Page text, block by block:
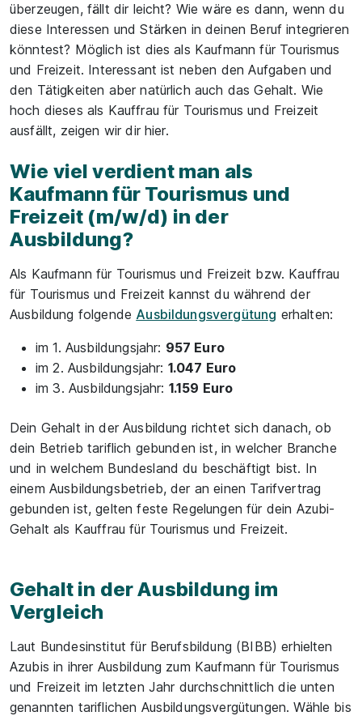
überzeugen, fällt dir leicht? Wie wäre es dann, wenn du
diese Interessen und Stärken in deinen Beruf integrieren
könntest? Möglich ist dies als Kaufmann für Tourismus
und Freizeit. Interessant ist neben den Aufgaben und
den Tätigkeiten aber natürlich auch das Gehalt. Wie
hoch dieses als Kauffrau für Tourismus und Freizeit
ausfällt, zeigen wir dir hier.
Wie viel verdient man als
Kaufmann für Tourismus und
Freizeit (m/w/d) in der
Ausbildung?
Als Kaufmann für Tourismus und Freizeit bzw. Kauffrau
für Tourismus und Freizeit kannst du während der
Ausbildung folgende Ausbildungsvergütung erhalten:
im 1. Ausbildungsjahr: 957 Euro
im 2. Ausbildungsjahr: 1.047 Euro
im 3. Ausbildungsjahr: 1.159 Euro
Dein Gehalt in der Ausbildung richtet sich danach, ob
dein Betrieb tariflich gebunden ist, in welcher Branche
und in welchem Bundesland du beschäftigt bist. In
einem Ausbildungsbetrieb, der an einen Tarifvertrag
gebunden ist, gelten feste Regelungen für dein Azubi-
Gehalt als Kauffrau für Tourismus und Freizeit.
Gehalt in der Ausbildung im
Vergleich
Laut Bundesinstitut für Berufsbildung (BIBB) erhielten
Azubis in ihrer Ausbildung zum Kaufmann für Tourismus
und Freizeit im letzten Jahr durchschnittlich die unten
genannten tariflichen Ausbildungsvergütungen. Wähle bis